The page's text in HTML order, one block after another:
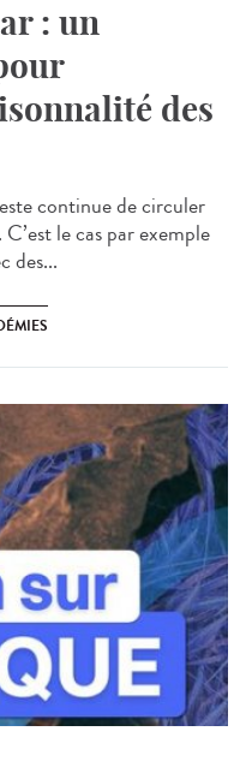
: un
des
continue de circuler
le cas par exemple
des...